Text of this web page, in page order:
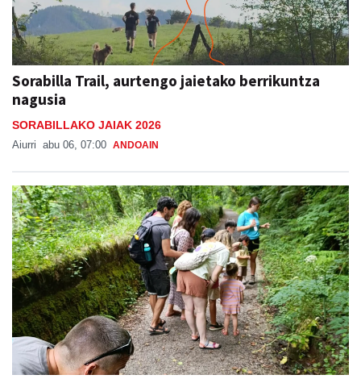
Sorabilla Trail, aurtengo jaietako berrikuntza
nagusia
SORABILLAKO JAIAK 2026
Aiurri abu 06, 07:00 ANDOAIN